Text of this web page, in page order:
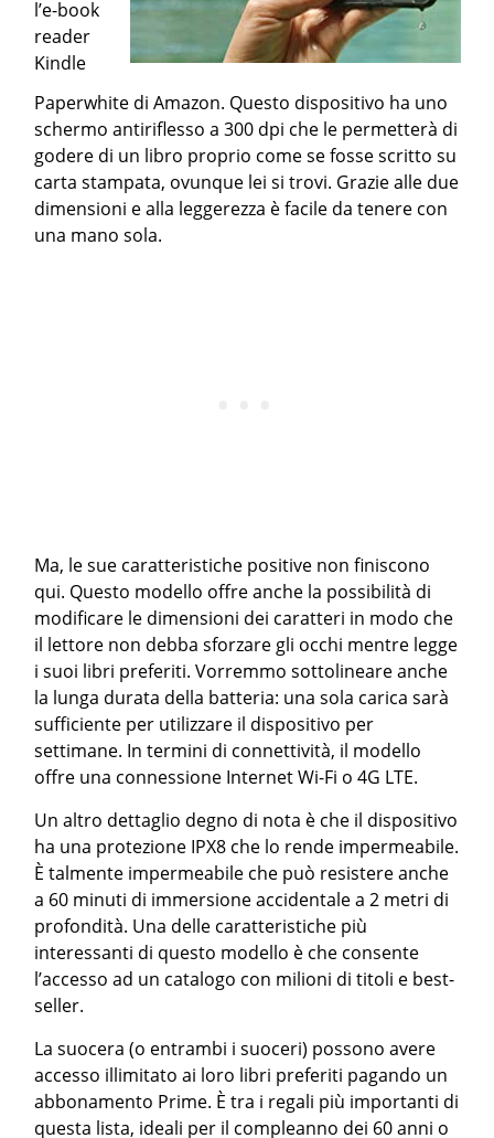
l’e-book
reader
Kindle
Paperwhite di Amazon. Questo dispositivo ha uno
schermo antiriflesso a 300 dpi che le permetterà di
godere di un libro proprio come se fosse scritto su
carta stampata, ovunque lei si trovi. Grazie alle due
dimensioni e alla leggerezza è facile da tenere con
una mano sola.
Ma, le sue caratteristiche positive non finiscono
qui. Questo modello offre anche la possibilità di
modificare le dimensioni dei caratteri in modo che
il lettore non debba sforzare gli occhi mentre legge
i suoi libri preferiti. Vorremmo sottolineare anche
la lunga durata della batteria: una sola carica sarà
sufficiente per utilizzare il dispositivo per
settimane. In termini di connettività, il modello
offre una connessione Internet Wi-Fi o 4G LTE.
Un altro dettaglio degno di nota è che il dispositivo
ha una protezione IPX8 che lo rende impermeabile.
È talmente impermeabile che può resistere anche
a 60 minuti di immersione accidentale a 2 metri di
profondità. Una delle caratteristiche più
interessanti di questo modello è che consente
l’accesso ad un catalogo con milioni di titoli e best-
seller.
La suocera (o entrambi i suoceri) possono avere
accesso illimitato ai loro libri preferiti pagando un
abbonamento Prime. È tra i regali più importanti di
questa lista, ideali per il compleanno dei 60 anni o